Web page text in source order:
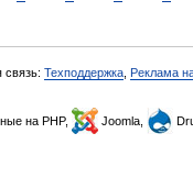
связь: Техподдержка Реклама
на PHP, Joomla,